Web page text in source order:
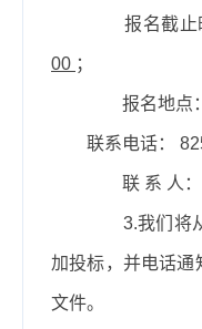
报名截止
00 ；
报名地点
联系电话：
联 系 人：
3.我们将
加投标，并电话通
文件。